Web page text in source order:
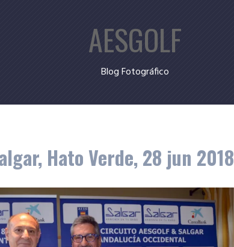
AESGOLF
Blog Fotográfico
Hato Verde, 28 jun 2018